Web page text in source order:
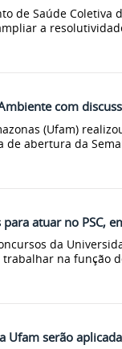
de Saúde
a
com
(Ufam)
abertura da
atuar no PSC,
da
na função
Ufam serão